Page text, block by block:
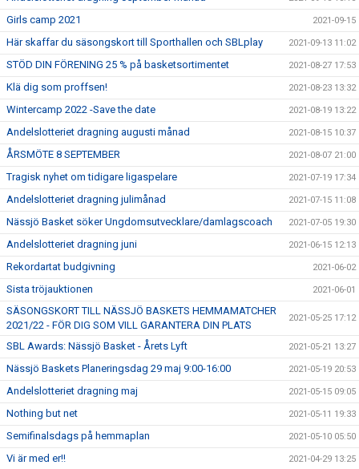
Girls camp 2021 2021-09-15
Här skaffar du säsongskort till Sporthallen och SBLplay 2021-09-13 11:02
STÖD DIN FÖRENING 25 % på basketsortimentet 2021-08-27 17:53
Klä dig som proffsen! 2021-08-23 13:32
Wintercamp 2022 -Save the date 2021-08-19 13:22
Andelslotteriet dragning augusti månad 2021-08-15 10:37
ÅRSMÖTE 8 SEPTEMBER 2021-08-07 21:00
Tragisk nyhet om tidigare ligaspelare 2021-07-19 17:34
Andelslotteriet dragning julimånad 2021-07-15 11:08
Nässjö Basket söker Ungdomsutvecklare/damlagscoach 2021-07-05 19:30
Andelslotteriet dragning juni 2021-06-15 12:13
Rekordartat budgivning 2021-06-02
Sista tröjauktionen 2021-06-01
SÄSONGSKORT TILL NÄSSJÖ BASKETS HEMMAMATCHER
2021/22 - FÖR DIG SOM VILL GARANTERA DIN PLATS
2021-05-25 17:12
SBL Awards: Nässjö Basket - Årets Lyft 2021-05-21 13:27
Nässjö Baskets Planeringsdag 29 maj 9:00-16:00 2021-05-19 20:53
Andelslotteriet dragning maj 2021-05-15 09:05
Nothing but net 2021-05-11 19:33
Semifinalsdags på hemmaplan 2021-05-10 05:50
Vi är med er!! 2021-04-29 13:25